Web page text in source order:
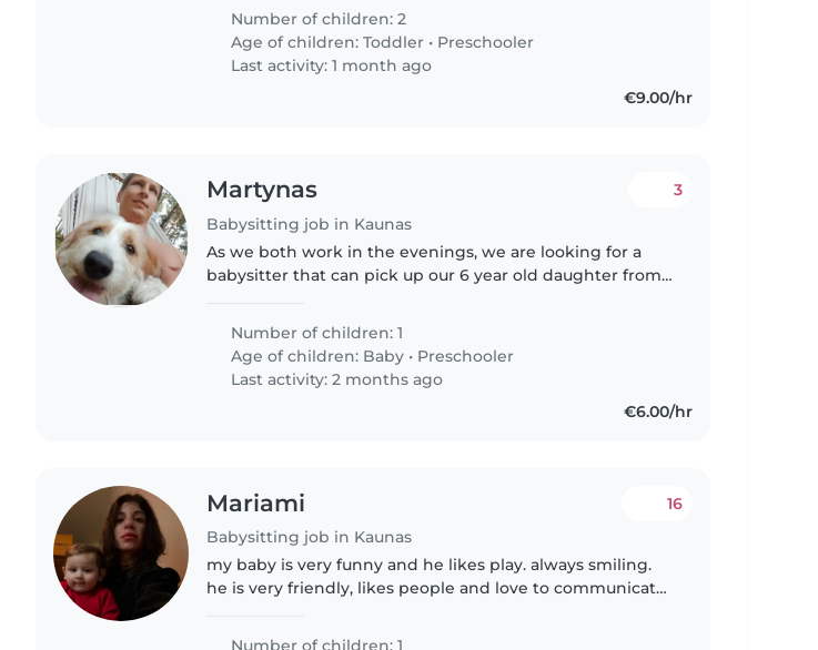
Number of children: 2
Age of children:Toddler • Preschooler
Last activity: 1 month ago
€9.00/hr
Martynas
Babysitting job in Kaunas
3
As we both work in the evenings, we are looking for a
babysitter that can pick up our 6 year old daughter from
Number of children: 1
Age of children: Baby • Preschooler
Last activity: 2 months ago
€6.00/hr
Mariami
Babysitting job in Kaunas
16
my baby is very funny and he likes play. always smiling.
he is very friendly, likes people and love to communicate
daycare,..
Number of children: 1